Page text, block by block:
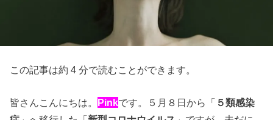
この記事は約 4 分で読むことができます。
皆さんこんにちは。 Pinkです。５月８日から「 ５類感染